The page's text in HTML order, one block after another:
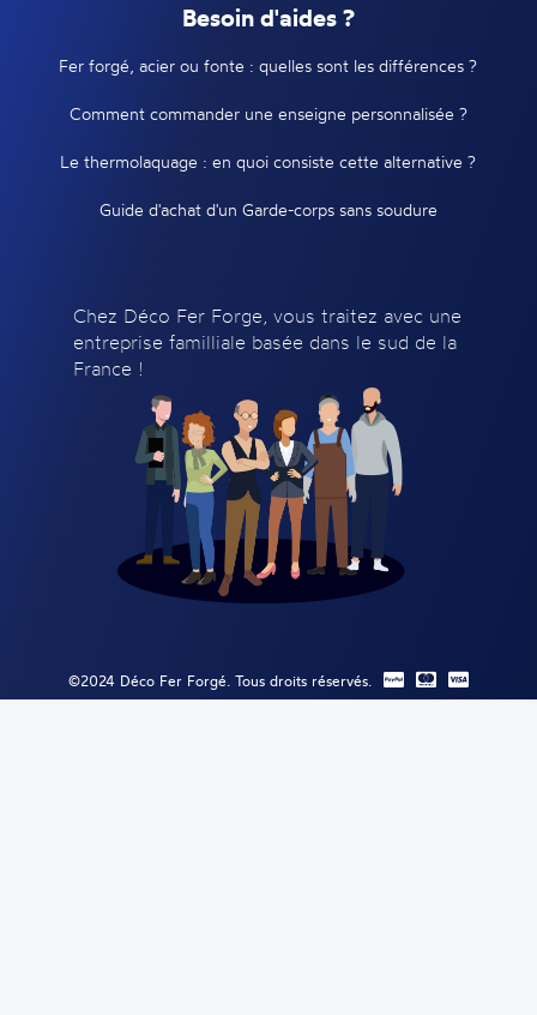
Besoin d'aides ?
Fer forgé, acier ou fonte : quelles sont les différences ?
Comment commander une enseigne personnalisée ?
Le thermolaquage : en quoi consiste cette alternative ?
Guide d'achat d'un Garde-corps sans soudure
Chez Déco Fer Forge, vous traitez avec une
entreprise familliale basée dans le sud de la
France !
©2024 Déco Fer Forgé. Tous droits réservés.